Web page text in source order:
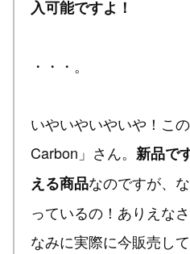
入可能ですよ！
・・・。
いやいやいやいや！こ
Carbon」さん。 新品で
える商品なのですが、
っているの！ありえな
なみに実際に今販売し